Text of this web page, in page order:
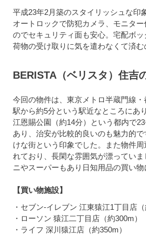
平成23年2月築のスタイリッシュな印
オートロックで防犯カメラ、モニタ
のでセキュリティ面も安心。宅配ボッ
荷物の受け取りに気を遣わなくて済む
BERISTA（ベリスタ）住吉
今回の物件は、東京メトロ半蔵門線・
駅から約5分という駅近なところにあ
江恩賜公園（約14分）という都内で
あり、治安が比較的良いのも魅力的
けな街という印象でした。また物件
れており、長閑な雰囲気が漂ってい
ニやスーパーもあり日知用品の買い物
【買い物施設】
・セブン-イレブン 江東猿江1丁目店（
・ローソン 猿江二丁目店（約300m）
・ライフ 深川猿江店（約350m）